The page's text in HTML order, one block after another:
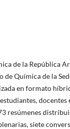
de la República
Química de la
en formato
docentes
resúmenes
siete